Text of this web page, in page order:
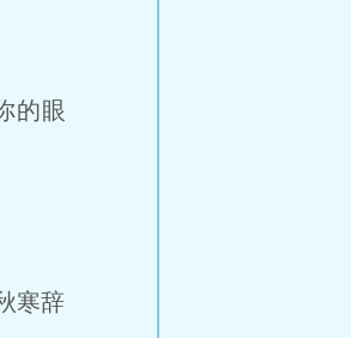
的眼
寒辞